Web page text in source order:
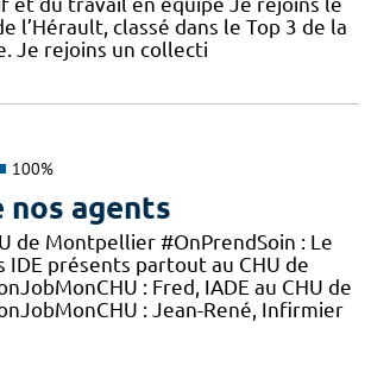
l’Hérault, classé dans le Top 3 de la
Je rejoins un collecti
100%
nos agents
de Montpellier #OnPrendSoin : Le
IDE présents partout au CHU de
: Fred, IADE au CHU de
: Jean-René, Infirmier